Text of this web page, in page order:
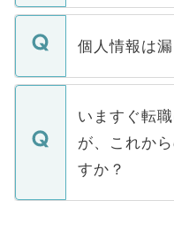
ません。
■応募殺到を
関を公にして
に、医療機関
みを人材紹介
ています。
転職・入職を
ん。また、仮
定を承諾する
の辞退の連絡
個人情報は
個人情報が漏
で、ご安心く
などで収集し
ご本人のキャ
支援を目的に
ているすべて
いますぐ転
が、これか
すか？